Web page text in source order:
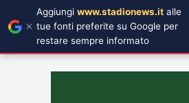
Aggiungi www.stadionews.it alle
tue fonti preferite su Google per
restare sempre informato